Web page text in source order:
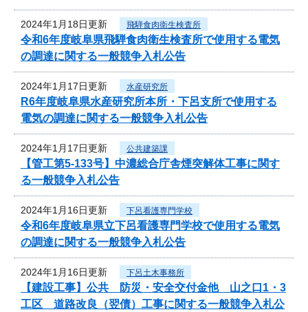
2024年1月18日更新 飛騨食肉衛生検査所
令和6年度岐阜県飛騨食肉衛生検査所で使用する電気
の調達に関する一般競争入札公告
2024年1月17日更新 水産研究所
R6年度岐阜県水産研究所本所・下呂支所で使用する
電気の調達に関する一般競争入札公告
2024年1月17日更新 公共建築課
【管工第5-133号】中濃総合庁舎煙突解体工事に関す
る一般競争入札公告
2024年1月16日更新 下呂看護専門学校
令和6年度岐阜県立下呂看護専門学校で使用する電気
の調達に関する一般競争入札公告
2024年1月16日更新 下呂土木事務所
【建設工事】公共 防災・安全交付金他 山之口1・3
工区 道路改良（翌債）工事に関する一般競争入札公